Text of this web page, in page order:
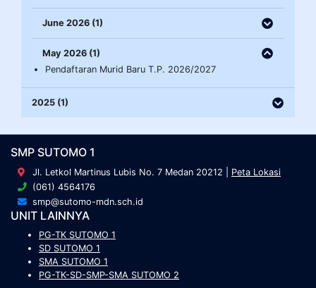
June 2026 (1)
May 2026 (1)
Pendaftaran Murid Baru T.P. 2026/2027
2025 (1)
SMP SUTOMO 1
Jl. Letkol Martinus Lubis No. 7 Medan 20212 | Peta Lokasi
(061) 4564176
smp@sutomo-mdn.sch.id
UNIT LAINNYA
PG-TK SUTOMO 1
SD SUTOMO 1
SMA SUTOMO 1
PG-TK-SD-SMP-SMA SUTOMO 2